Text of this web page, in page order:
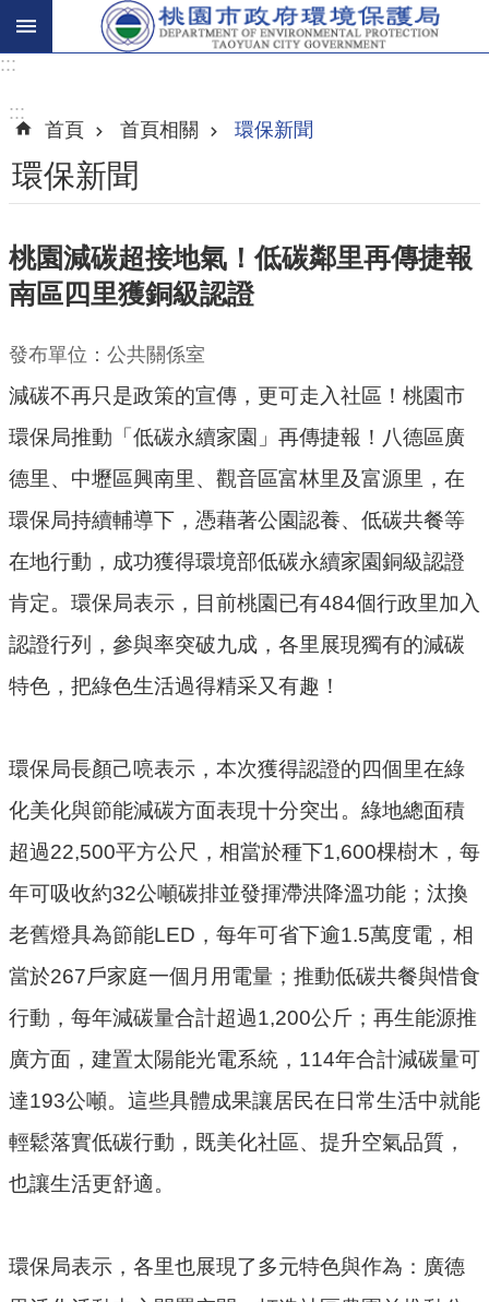
搜
尋
關
於
們
環
保
題
環
境
品
質
民
資
訊
公
開
所
機
關
電
動
車
廢
:::
:::
首頁
首頁相關 環保新聞
環保新聞
桃園減碳超接地氣！低碳鄰里再傳捷報
南區四里獲銅級認證
發布單位：公共關係室
減碳不再只是政策的宣傳，更可走入社區！桃園市
環保局推動「低碳永續家園」再傳捷報！八德區廣
德里、中壢區興南里、觀音區富林里及富源里，在
環保局持續輔導下，憑藉著公園認養、低碳共餐等
在地行動，成功獲得環境部低碳永續家園銅級認證
肯定。環保局表示，目前桃園已有484個行政里加入
認證行列，參與率突破九成，各里展現獨有的減碳
特色，把綠色生活過得精采又有趣！
環保局長顏己喨表示，本次獲得認證的四個里在綠
化美化與節能減碳方面表現十分突出。綠地總面積
超過22,500平方公尺，相當於種下1,600棵樹木，每
年可吸收約32公噸碳排並發揮滯洪降溫功能；汰換
老舊燈具為節能LED，每年可省下逾1.5萬度電，相
當於267戶家庭一個月用電量；推動低碳共餐與惜食
行動，每年減碳量合計超過1,200公斤；再生能源推
廣方面，建置太陽能光電系統，114年合計減碳量可
達193公噸。這些具體成果讓居民在日常生活中就能
輕鬆落實低碳行動，既美化社區、提升空氣品質，
也讓生活更舒適。
環保局表示，各里也展現了多元特色與作為：廣德